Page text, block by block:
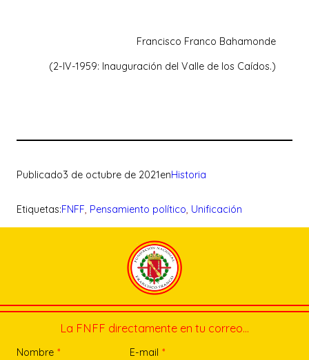
Francisco Franco Bahamonde
(2-IV-1959: Inauguración del Valle de los Caídos.)
Publicado3 de octubre de 2021enHistoria
Etiquetas:FNFF, Pensamiento político, Unificación
La FNFF directamente en tu correo…
Nombre * E-mail *